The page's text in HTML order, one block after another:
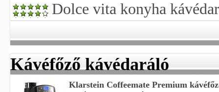
Dolce vita konyha
Kávéfőző kávédaráló
Klarstein Coffeemate Premium